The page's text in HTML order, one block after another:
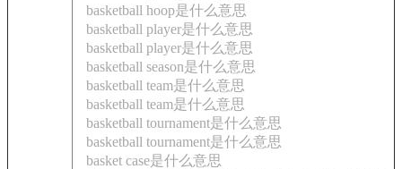
basketball hoop是什么意思
basketball player是什么意思
basketball player是什么意思
basketball season是什么意思
basketball team是什么意思
basketball team是什么意思
basketball tournament是什么意思
basketball tournament是什么意思
basket case是什么意思